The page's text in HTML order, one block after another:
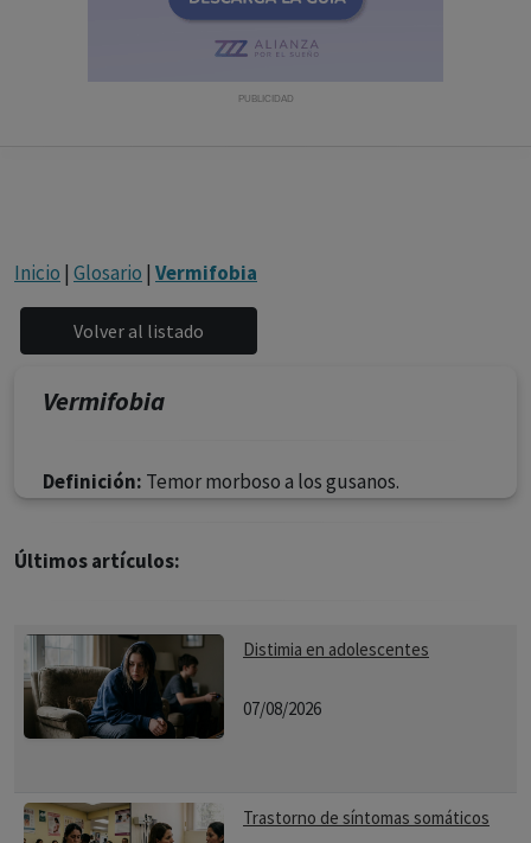
con ejercicio profesional. La información técnica de los
fármacos se facilita a título meramente informativo,
PUBLICIDAD
Inicio | Glosario | Vermifobia
Vermifobia
Definición: Temor morboso a los gusanos.
Últimos artículos:
Distimia en adolescentes
07/08/2026
Trastorno de síntomas somáticos